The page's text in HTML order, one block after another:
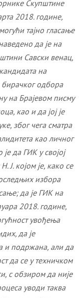
Скупштине
2018. године,
тајно гласање
да је на
Савски венац,
на
бирачког одбора
на Брајевом писму
као и да јој је
због чега сматра
као личног
да ГИК у својој
Ј. којом је, како се
избора
да је ГИК на
2018. године,
увођења
да је
и подржана, али да
да се у техничком
с обзиром да није
уводи таква